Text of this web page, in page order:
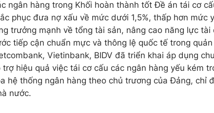
ngân hàng trong Khối hoàn thành tốt Đề án tái cơ
phục đưa nợ xấu về mức dưới 1,5%, thấp hơn mức
trưởng mạnh về tổng tài sản, nâng cao năng lực
tiếp cận chuẩn mực và thông lệ quốc tế trong
Vietinbank, BIDV đã triển khai áp dụng
trợ hiệu quả việc tái cơ cấu các ngân hàng yếu kém
hệ thống ngân hàng theo chủ trương của Đảng, chỉ
nước.